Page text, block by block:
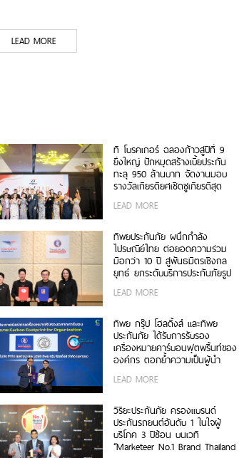
LEAD MORE
ที โบรคเกอร์ ฉลองก้าวสู่ปีที่ 9
ยิ่งใหญ่ ปักหมุดสร้างเบี้ยประกัน
ทะลุ 950 ล้านบาท จัดงานมอบ
รางวัลเกียรติยศเชิดชูเกียรติสุด
Sales 2026”
LEAD MORE
ทิพยประกันภัย ผนึกกำลัง
ไปรษณีย์ไทย ต่อยอดความร่วม
มือกว่า 10 ปี สู่พันธมิตรเชิงกล
ยุทธ์ ยกระดับบริการประกันภัยรูป
LEAD MORE
ทิพย กรุ๊ป โฮลดิ้งส์ และทิพย
ประกันภัย ได้รับการรับรอง
เครื่องหมายคาร์บอนฟุตพริ้นท์ของ
องค์กร ตอกย้ำความเป็นผู้นำ
ยั่งยืนตามแนวทาง ESG
LEAD MORE
วิริยะประกันภัย ครองแบรนด์
ประกันรถยนต์อันดับ 1 ในใจผู้
บริโภค 3 ปีซ้อน บนเวที
“Marketeer No.1 Brand Thailand